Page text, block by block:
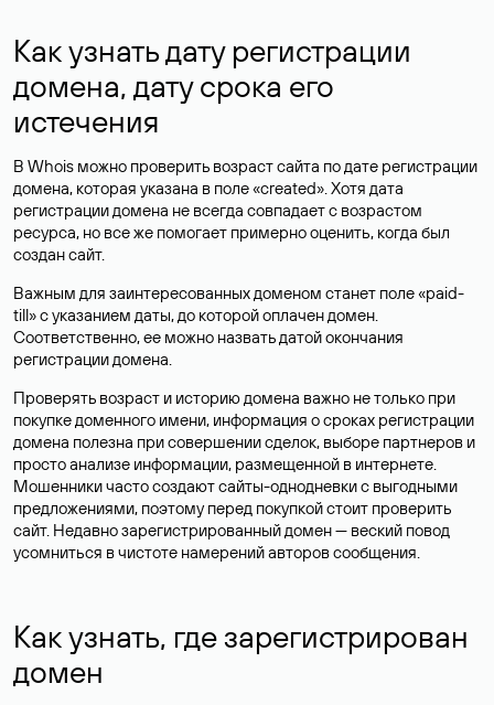
Как узнать дату регистрации
домена, дату срока его
истечения
В Whois можно проверить возраст сайта по дате регистрации
домена, которая указана в поле «created». Хотя дата
регистрации домена не всегда совпадает с возрастом
ресурса, но все же помогает примерно оценить, когда был
создан сайт.
Важным для заинтересованных доменом станет поле «paid-
till» с указанием даты, до которой оплачен домен.
Соответственно, ее можно назвать датой окончания
регистрации домена.
Проверять возраст и историю домена важно не только при
покупке доменного имени, информация о сроках регистрации
домена полезна при совершении сделок, выборе партнеров и
просто анализе информации, размещенной в интернете.
Мошенники часто создают сайты-однодневки с выгодными
предложениями, поэтому перед покупкой стоит проверить
сайт. Недавно зарегистрированный домен — веский повод
усомниться в чистоте намерений авторов сообщения.
Как узнать, где зарегистрирован
домен